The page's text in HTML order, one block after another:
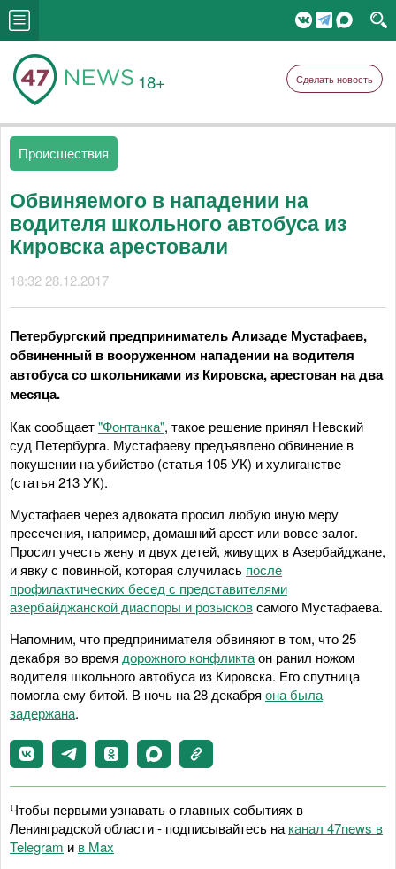
18+ Сделать новость
Происшествия
Обвиняемого в нападении на
водителя школьного автобуса из
Кировска арестовали
18:32 28.12.2017
Петербургский предприниматель Ализаде Мустафаев,
обвиненный в вооруженном нападении на водителя
автобуса со школьниками из Кировска, арестован на два
месяца.
Как сообщает"Фонтанка", такое решение принял Невский
суд Петербурга. Мустафаеву предъявлено обвинение в
покушении на убийство (статья 105 УК) и хулиганстве
(статья 213 УК).
Мустафаев через адвоката просил любую иную меру
пресечения, например, домашний арест или вовсе залог.
Просил учесть жену и двух детей, живущих в Азербайджане,
и явку с повинной, которая случилась после
профилактических бесед с представителями
азербайджанской диаспоры и розысковсамого Мустафаева.
Напомним, что предпринимателя обвиняют в том, что 25
декабря во время дорожного конфликтаон ранил ножом
водителя школьного автобуса из Кировска. Его спутница
помогла ему битой. В ночь на 28 декабря она была
задержана.
Чтобы первыми узнавать о главных событиях в
Ленинградской области - подписывайтесь на канал 47news в
Telegram и в Maх